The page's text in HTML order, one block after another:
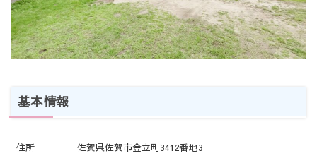
基本情報
住所 佐賀県佐賀市金立町3412番地3